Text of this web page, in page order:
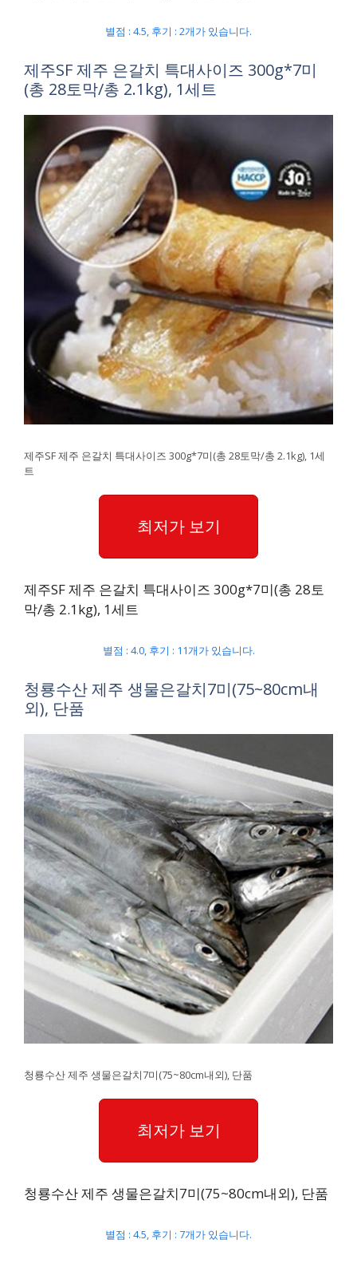
별점 : 4.5, 후기 : 2개가 있습니다.
제주SF 제주 은갈치 특대사이즈 300g*7미
(총 28토막/총 2.1kg), 1세트
제주SF 제주 은갈치 특대사이즈 300g*7미(총 28토막/총 2.1kg), 1세
트
최저가 보기
제주SF 제주 은갈치 특대사이즈 300g*7미(총 28토
막/총 2.1kg), 1세트
별점 : 4.0, 후기 : 11개가 있습니다.
청룡수산 제주 생물은갈치7미(75~80cm내
외), 단품
청룡수산 제주 생물은갈치7미(75~80cm내외), 단품
최저가 보기
청룡수산 제주 생물은갈치7미(75~80cm내외), 단품
별점 : 4.5, 후기 : 7개가 있습니다.